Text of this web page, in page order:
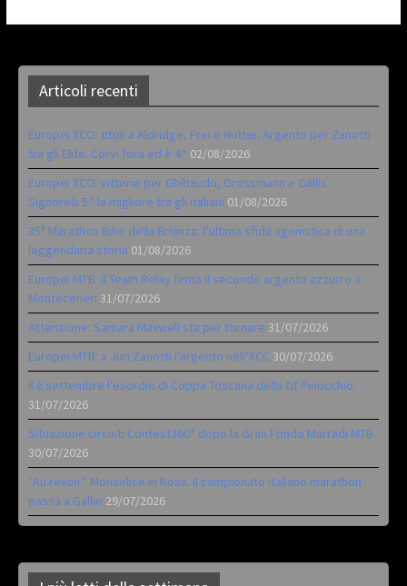
Articoli recenti
Europei XCO: titoli a Aldridge, Frei e Hutter. Argento per Zanotti
tra gli Elite. Corvi fora ed è 4^ 02/08/2026
Europei XCO: vittorie per Ghibaudo, Grossmann e Gallis.
Signorelli 5^ la migliore tra gli italiani 01/08/2026
35ª Marathon Bike della Brianza: l’ultima sfida agonistica di una
leggendaria storia 01/08/2026
Europei MTB: il Team Relay firma il secondo argento azzurro a
Monteceneri 31/07/2026
Attenzione: Samara Maxwell sta per tornare 31/07/2026
Europei MTB: a Juri Zanotti l’argento nell’XCC 30/07/2026
Il 6 settembre l’esordio di Coppa Toscana della Gf Pinocchio
31/07/2026
Situazione circuiti Contest360° dopo la Gran Fondo Marradi MTB
30/07/2026
“Au revoir” Monselice in Rosa. Il campionato italiano marathon
passa a Gallio 29/07/2026